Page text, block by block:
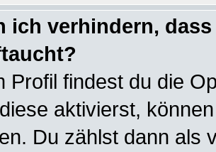
ich verhindern,
Profil findest du die
aktivierst,
Du zählst dann als